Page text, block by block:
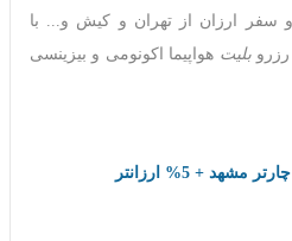
و سفر ارزان از تهران و کیش و... با
رزروبلیت هواپیما اکونومی و بیزینسی
+ 5% ارزانتر